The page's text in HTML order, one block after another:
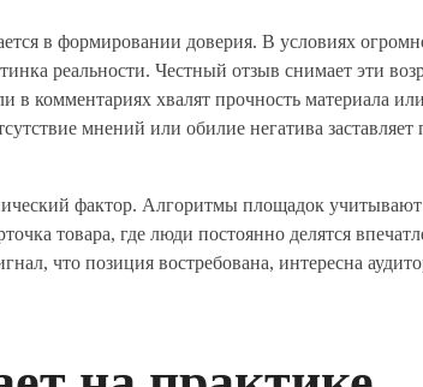
в формировании доверия. В условиях
реальности. Честный отзыв снимает эти
комментариях хвалят прочность материала
мнений или обилие негатива заставляет
фактор. Алгоритмы площадок учитывают
товара, где люди постоянно делятся
что позиция востребована, интересна